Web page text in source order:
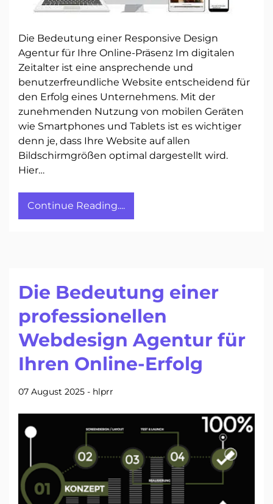
Die Bedeutung einer Responsive Design
Agentur für Ihre Online-Präsenz Im digitalen
Zeitalter ist eine ansprechende und
benutzerfreundliche Website entscheidend für
den Erfolg eines Unternehmens. Mit der
zunehmenden Nutzung von mobilen Geräten
wie Smartphones und Tablets ist es wichtiger
denn je, dass Ihre Website auf allen
Bildschirmgrößen optimal dargestellt wird.
Hier…
Continue Reading....
Die Bedeutung einer
professionellen
Webdesign Agentur für
Ihren Online-Erfolg
07 August 2025 - hlprr